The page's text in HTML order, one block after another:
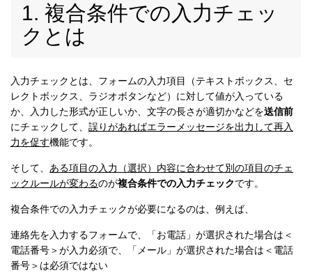
1. 複合条件での入力チェッ
クとは
入力チェックとは、フォームの入力項目（テキストボックス、セ
レクトボックス、ラジオボタンなど）に対して値が入っている
か、入力した形式が正しいか、文字の長さが適切かなどを送信前
にチェックして、 誤りがあればエラーメッセージを出力して再入
力を促す機能です。
そして、 ある項目の入力（選択）内容に合わせて別の項目のチェ
ックルールが変わるのが複合条件での入力チェックです。
複合条件での入力チェックが必要になるのは、例えば、
連絡先を入力するフォームで、「お電話」が選択された場合は＜
電話番号＞が入力必須で、「メール」が選択された場合は＜電話
番号＞は必須ではない